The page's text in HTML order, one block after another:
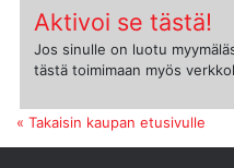
Aktivoi se tästä!
Jos sinulle on luotu
tästä toimimaan myös
« Takaisin kaupan etusivulle